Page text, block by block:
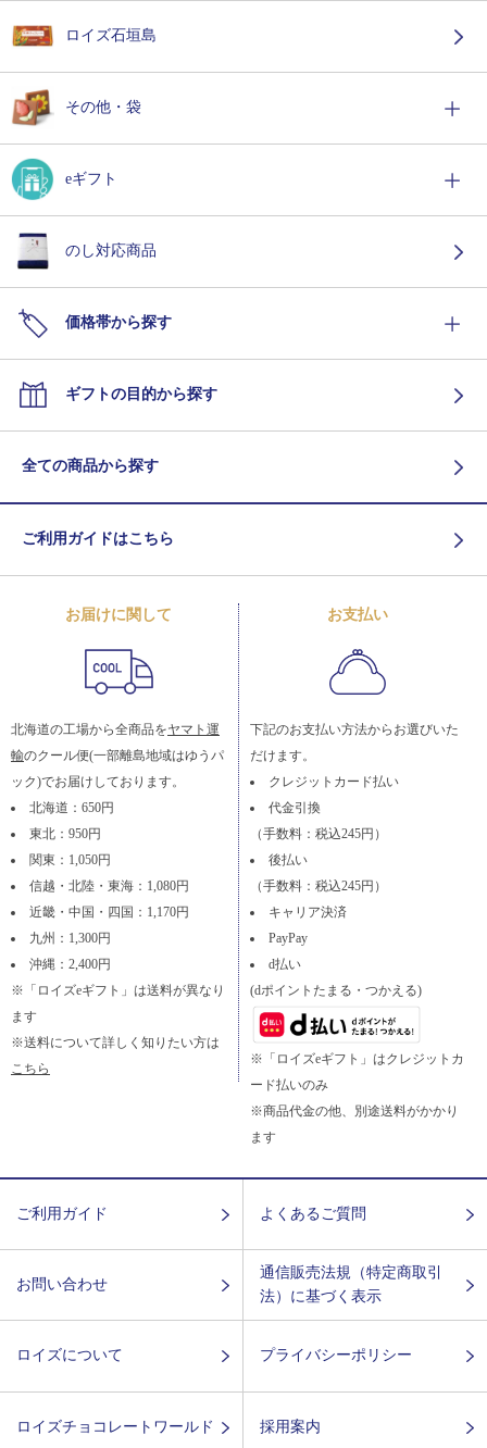
ロイズ石垣島
その他・袋
eギフト
のし対応商品
価格帯から探す
ギフトの目的から探す
全ての商品から探す
ご利用ガイドはこちら
お届けに関して
北海道の工場から全商品をヤマト運
輸のクール便(一部離島地域はゆうパ
ック)でお届けしております。
北海道：650円
東北：950円
関東：1,050円
信越・北陸・東海：1,080円
近畿・中国・四国：1,170円
九州：1,300円
沖縄：2,400円
※「ロイズeギフト」は送料が異なり
ます
※送料について詳しく知りたい方は
こちら
お支払い
下記のお支払い方法からお選びいた
だけます。
クレジットカード払い
代金引換
（手数料：税込245円）
後払い
（手数料：税込245円）
キャリア決済
PayPay
d払い
(dポイントたまる・つかえる)
※「ロイズeギフト」はクレジットカ
ード払いのみ
※商品代金の他、別途送料がかかり
ます
ご利用ガイド よくあるご質問
お問い合わせ
通信販売法規（特定商取引
法）に基づく表示
ロイズについて プライバシーポリシー
ロイズチョコレートワールド 採用案内